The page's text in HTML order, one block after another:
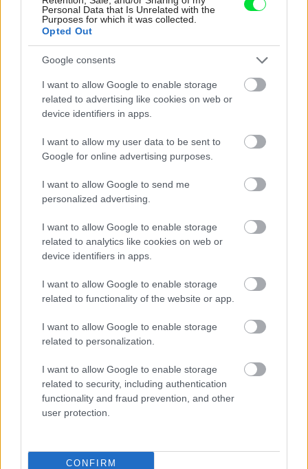
Personal Data that Is Unrelated with the
Purposes for which it was collected.
Opted Out
Google consents
I want to allow Google to enable storage
related to advertising like cookies on web or
device identifiers in apps.
I want to allow my user data to be sent to
Google for online advertising purposes.
I want to allow Google to send me
personalized advertising.
I want to allow Google to enable storage
related to analytics like cookies on web or
device identifiers in apps.
I want to allow Google to enable storage
related to functionality of the website or app.
I want to allow Google to enable storage
related to personalization.
I want to allow Google to enable storage
related to security, including authentication
functionality and fraud prevention, and other
user protection.
CONFIRM
seba. V novom dome je všetko pre ich život i
návštevy vnúčat
Žije pri lese, chová sliepky a uspáva ju rieka.
Miestni remeselníci vytvorili bývanie, ktoré vyzerá
K bytu ladili aj škáry v obklade. Majitelia zbúrali
stereotyp, bývanie vyzerá ako z filmov svojského
Pridajte túto surovinu do prania, obliečky budú
naše babičky
Za nenápadnou fasádou sa skrýva miesto
perfektný relax
Inšpirácie
predsieň,sklo,biela